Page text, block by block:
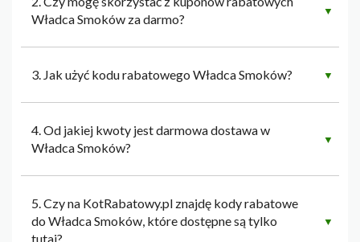
Władca Smoków za darmo?
▼
3. Jak użyć kodu rabatowego Władca Smoków? ▼
4. Od jakiej kwoty jest darmowa dostawa w
Władca Smoków?
▼
5. Czy na KotRabatowy.pl znajdę kody rabatowe
do Władca Smoków, które dostępne są tylko
tutaj?
▼